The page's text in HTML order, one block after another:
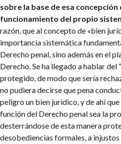
sobre la base de esa concepción
funcionamiento del propio
razón, que al concepto de «bien
importancia sistemática
Derecho penal, sino además en el
Derecho. Se ha llegado a hablar del
protegido, de modo que sería
no pudiera decirse que pena
peligro un bien jurídico, y de ahí
función del Derecho penal sea la
desterrándose de esta manera
desobediencias formales, a